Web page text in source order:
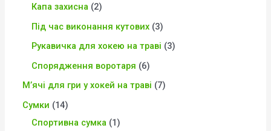
Капа захисна 2
Під час виконання кутових 3
Рукавичка для хокею на траві
3
Спорядження воротаря
6
М’ячі для гри у хокей на траві
7
Сумки
14
Спортивна сумка 1